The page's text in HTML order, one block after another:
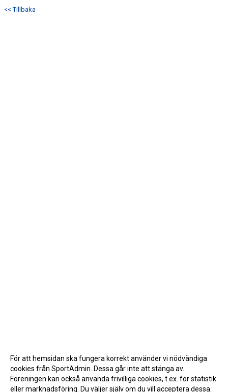
<< Tillbaka
För att hemsidan ska fungera korrekt använder vi nödvändiga
cookies från SportAdmin. Dessa går inte att stänga av.
Föreningen kan också använda frivilliga cookies, t.ex. för statistik
eller marknadsföring. Du väljer själv om du vill acceptera dessa.